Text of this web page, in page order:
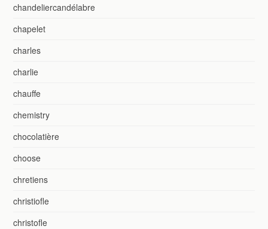
chandeliercandélabre
chapelet
charles
charlie
chauffe
chemistry
chocolatière
choose
chretiens
christiofle
christofle